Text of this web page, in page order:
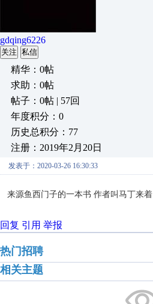
gdqing6226
关注 私信
精华：0帖
求助：0帖
帖子：0帖 | 57回
年度积分：0
历史总积分：77
注册：2019年2月20日
发表于：2020-03-26 16:30:33
来源鱼西门子的一本书 作者叫马丁来着
回复 引用 举报
热门招聘
相关主题